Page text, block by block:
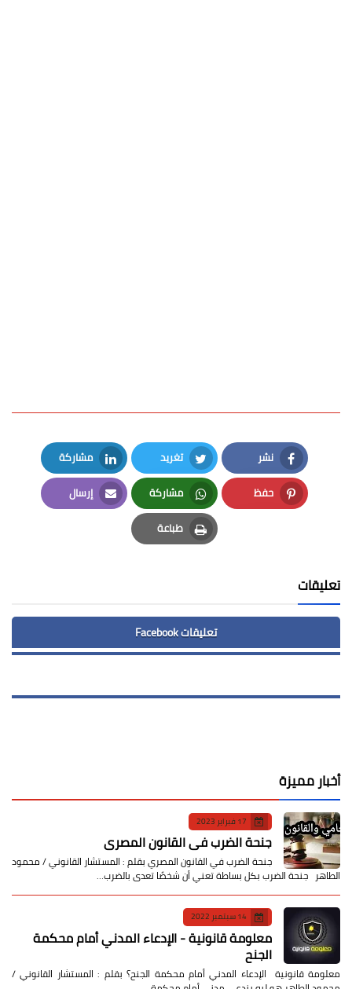
نشر
Facebook
تغريد
Twitter
مشاركة
LinkedIn
حفظ
Pinterest
مشاركة
Whatsapp
إرسال
Email
طباعة
Print
تعليقات
تعليقات Facebook
أخبار مميزة
17 فبراير 2023
جنحة الضرب في القانون المصري
جنحة الضرب في القانون المصري بقلم : المستشار القانوني / محمود
الطاهر جنحة الضرب بكل بساطة تعني أن شخصًا تعدى بالضرب…
14 سبتمبر 2022
معلومة قانونية - الإدعاء المدني أمام محكمة
الجنح
معلومة قانونية الإدعاء المدني أمام محكمة الجنح؟ بقلم : المستشار القانوني /